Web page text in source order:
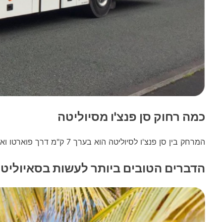
כמה רחוק סן פנצ'ו מסיוליטה
המרחק בין סן פנצ'ו לסיוליטה הוא בערך 7 ק"מ דרך פוארטו ואלארטה. המרחק הוא כל כך פחות כי הלוך ושוב עולה סביב 200 פזו.
הדברים הטובים ביותר לעשות